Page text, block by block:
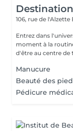
106, rue de l'Alzette
Entrez dans
moment à la routine du
d'être au centre de
Manucure
Beauté des
Pédicure